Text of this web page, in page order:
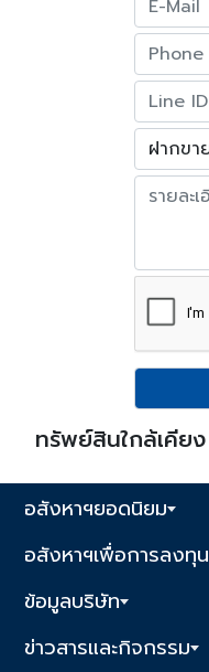
ทรัพย์สินใกล้เคียง
อสังหาฯยอดนิยม
อสังหาฯเพื่อการลงทุน
ข้อมูลบริษัท
ข่าวสารและกิจกรรม